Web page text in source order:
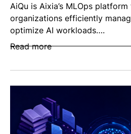
AiQu is Aixia’s MLOps
organizations efficiently
optimize AI workloads….
Read more